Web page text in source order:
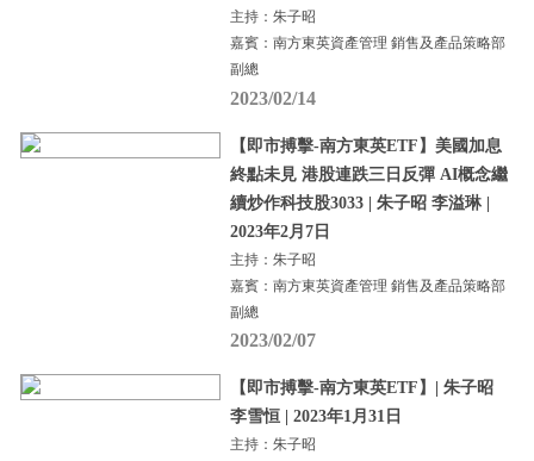
主持：朱子昭
嘉賓：南方東英資產管理 銷售及產品策略部
副總
2023/02/14
【即市搏擊-南方東英ETF】美國加息
終點未見 港股連跌三日反彈 AI概念繼
續炒作科技股3033 | 朱子昭 李溢琳 |
2023年2月7日
主持：朱子昭
嘉賓：南方東英資產管理 銷售及產品策略部
副總
2023/02/07
【即市搏擊-南方東英ETF】| 朱子昭
李雪恒 | 2023年1月31日
主持：朱子昭